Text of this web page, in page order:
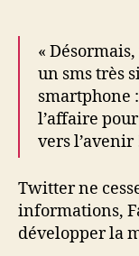
«
un sms très
smartphone
l’affaire
vers
Twitter ne
informations,
développer la